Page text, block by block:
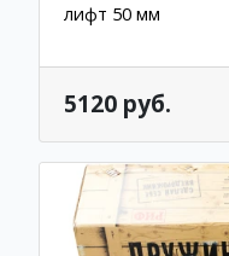
лифт 50 мм
5120 руб.